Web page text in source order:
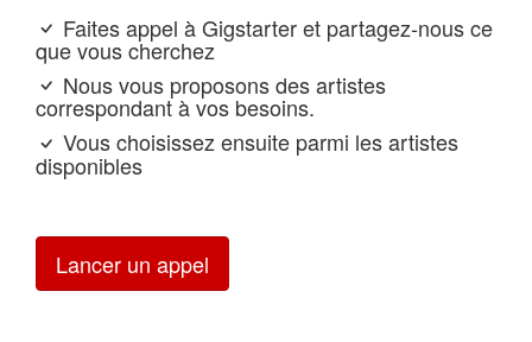
Faites appel à Gigstarter et partagez-nous ce
que vous cherchez
Nous vous proposons des artistes
correspondant à vos besoins.
Vous choisissez ensuite parmi les artistes
disponibles
Lancer un appel